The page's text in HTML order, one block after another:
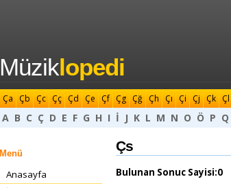
Müziklopedi
Ça Çb Çc Çç Çd Çe Çf Çg Çğ Çh Çı Çi Çj Çk Çl
A B C Ç D E F G H I İ J K L M N O Ö P Q
Menü
Anasayfa
Çs
Bulunan Sonuc Sayisi:0